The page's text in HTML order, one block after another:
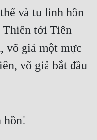
và tu linh hồn
Thiên tới Tiên
võ giả một mực
võ giả bắt đầu
hồn!